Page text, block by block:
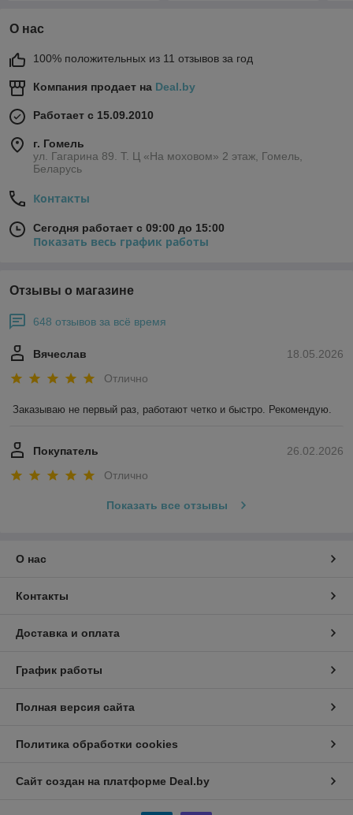
О нас
100% положительных из 11 отзывов за год
Компания продает на Deal.by
Работает с 15.09.2010
г. Гомель
ул. Гагарина 89. Т. Ц «На моховом» 2 этаж, Гомель,
Беларусь
Контакты
Сегодня работает с 09:00 до 15:00
Показать весь график работы
Отзывы о магазине
648 отзывов за всё время
18.05.2026
Вячеслав
Отлично
Заказываю не первый раз, работают четко и быстро. Рекомендую.
26.02.2026
Покупатель
Отлично
Показать все отзывы
О нас
Контакты
Доставка и оплата
График работы
Полная версия сайта
Политика обработки cookies
Сайт создан на платформе Deal.by